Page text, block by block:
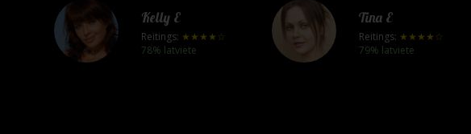
Kelly E
Reitings: ★★★★☆
78% latviete
Tina E
Reitings: ★★★★☆
79% latviete